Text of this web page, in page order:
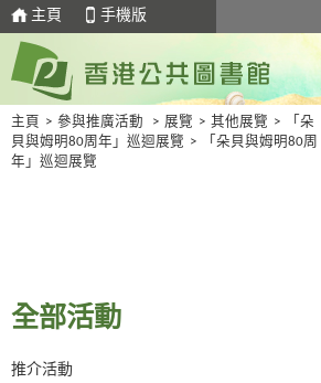
主頁 手機版
主頁 > 參與推廣活動 > 展覽 > 其他展覽 >
「朵
貝與姆明80周年」巡迴展覽 >
「朵貝與姆明80周
年」巡迴展覽
全部活動
推介活動